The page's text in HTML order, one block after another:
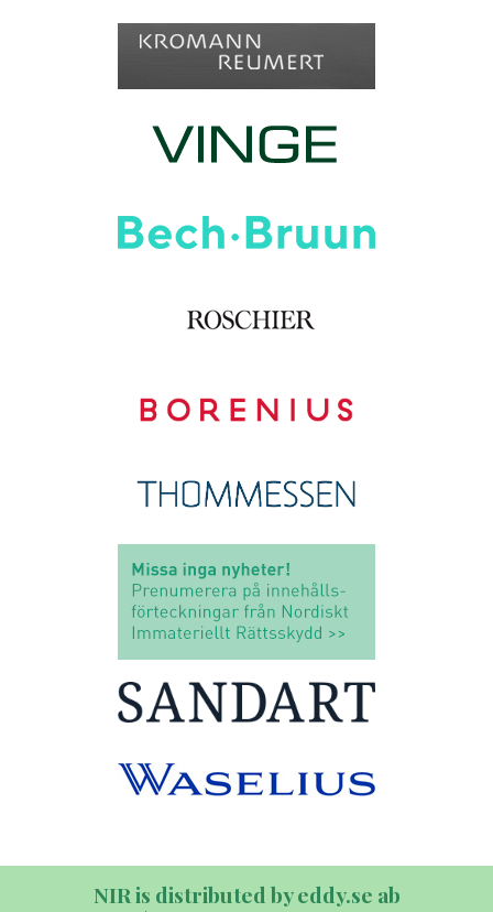
NIR is distributed by eddy.se ab